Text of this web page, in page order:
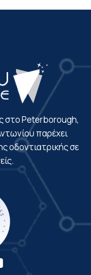
τα ραντεβού
στο Peterborough,
παρέχει
οδοντιατρικής σε